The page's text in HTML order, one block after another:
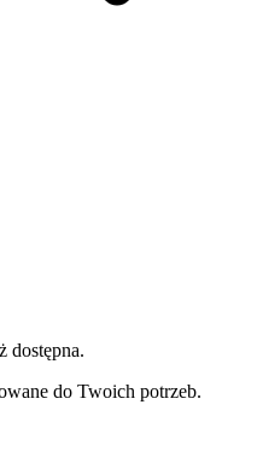
dostępna.
do Twoich potrzeb.